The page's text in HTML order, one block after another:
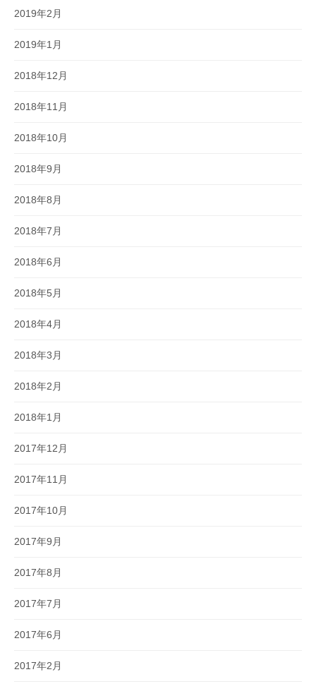
2019年2月
2019年1月
2018年12月
2018年11月
2018年10月
2018年9月
2018年8月
2018年7月
2018年6月
2018年5月
2018年4月
2018年3月
2018年2月
2018年1月
2017年12月
2017年11月
2017年10月
2017年9月
2017年8月
2017年7月
2017年6月
2017年2月